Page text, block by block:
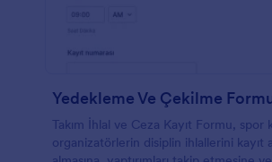
Yedekleme Ve Çekilme
Takım İhlal ve Ceza Kayıt Formu, spor
organizatörlerin disiplin ihlallerini kayıt